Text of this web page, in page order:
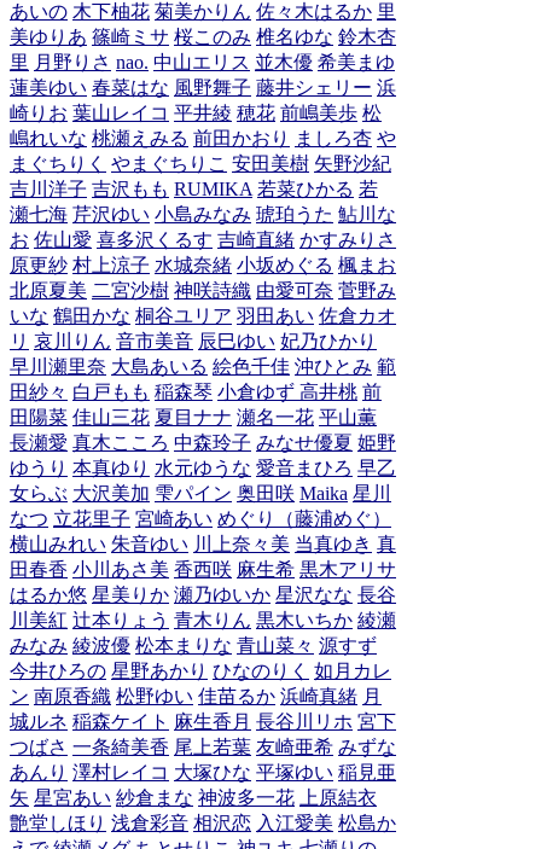
あいの 木下柚花 菊美かりん 佐々木はるか 里
美ゆりあ 篠崎ミサ 桜このみ 椎名ゆな 鈴木杏
里 月野りさ nao. 中山エリス 並木優 希美まゆ
蓮美ゆい 春菜はな 風野舞子 藤井シェリー 浜
崎りお 葉山レイコ 平井綾 穂花 前嶋美歩 松
嶋れいな 桃瀬えみる 前田かおり ましろ杏 や
まぐちりく やまぐちりこ 安田美樹 矢野沙紀
吉川洋子 吉沢もも RUMIKA 若菜ひかる 若
瀬七海 芹沢ゆい 小島みなみ 琥珀うた 鮎川な
お 佐山愛 喜多沢くるす 吉崎直緒 かすみりさ
原更紗 村上涼子 水城奈緒 小坂めぐる 楓まお
北原夏美 二宮沙樹 神咲詩織 由愛可奈 菅野み
いな 鶴田かな 桐谷ユリア 羽田あい 佐倉カオ
リ 哀川りん 音市美音 辰巳ゆい 妃乃ひかり
早川瀬里奈 大島あいる 絵色千佳 沖ひとみ 範
田紗々 白戸もも 稲森琴 小倉ゆず 高井桃 前
田陽菜 佳山三花 夏目ナナ 瀬名一花 平山薫
長瀬愛 真木こころ 中森玲子 みなせ優夏 姫野
ゆうり 本真ゆり 水元ゆうな 愛音まひろ 早乙
女らぶ 大沢美加 雫パイン 奥田咲 Maika 星川
なつ 立花里子 宮崎あい めぐり（藤浦めぐ）
横山みれい 朱音ゆい 川上奈々美 当真ゆき 真
田春香 小川あさ美 香西咲 麻生希 黒木アリサ
はるか悠 星美りか 瀬乃ゆいか 星沢なな 長谷
川美紅 辻本りょう 青木りん 黒木いちか 綾瀬
みなみ 綾波優 松本まりな 青山菜々 源すず
今井ひろの 星野あかり ひなのりく 如月カレ
ン 南原香織 松野ゆい 佳苗るか 浜崎真緒 月
城ルネ 稲森ケイト 麻生香月 長谷川リホ 宮下
つばさ 一条綺美香 尾上若葉 友崎亜希 みずな
あんり 澤村レイコ 大塚ひな 平塚ゆい 稲見亜
矢 星宮あい 紗倉まな 神波多一花
上原結衣
艶堂しほり 浅倉彩音 相沢恋 入江愛美 松島か